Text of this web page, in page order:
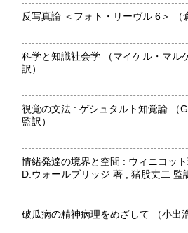
☎買取受付フリーダイヤル 0120-
取り扱い分野
哲学宗教、社会科学、自然科学、美
人文書・美術書・専門書
反写
科学と知識社会学 （マイケル・マルケイ 著 ; 堀喜望ほか 共
訳）
視覚の文法 : ゲシュタルト知覚論 （G.カニッツァ 著 ; 野口薫
監訳）
情緒発達の境界と空間 : ウィニコット理論入門
D.ウォールブリッジ 著 ; 猪股丈二 監
破瓜病の精神病理を